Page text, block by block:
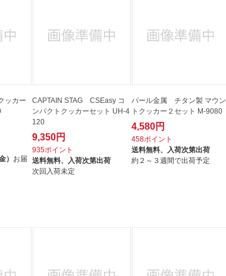
ッカー
） お届
CAPTAIN STAG CSEasy コ
ンパクトクッカーセット UH-4
120
9,350円
935ポイント
送料無料、
入荷次第出荷
次回入荷未定
パール金属 チタン製 マウン
トクッカー２セット M-9080
4,580円
458ポイント
送料無料、
入荷次第出荷
約２～３週間で出荷予定